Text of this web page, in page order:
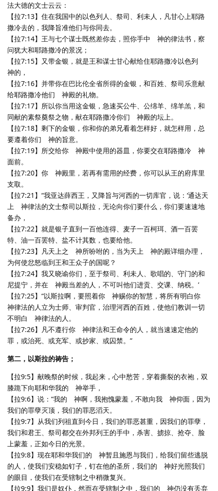
法大德的文士云云：
【拉7:13】住在我国中的以色列人、祭司、利未人，凡甘心上耶路
撒冷去的，我降旨准他们与你同去。
【拉7:14】王与七个谋士既然差你去，照你手中 神的律法书，察
问犹大和耶路撒冷的景况；
【拉7:15】又带金银，就是王和谋士甘心献给住耶路撒冷以色列
神的，
【拉7:16】并带你在巴比伦全省所得的金银，和百姓、祭司乐意献
给耶路撒冷他们 神殿的礼物。
【拉7:17】所以你当用这金银，急速买公牛、公绵羊、绵羊羔，和
同献的素祭奠祭之物，献在耶路撒冷你们 神殿的坛上。
【拉7:18】剩下的金银，你和你的弟兄看着怎样好，就怎样用，总
要遵着你们 神的旨意。
【拉7:19】所交给你 神殿中使用的器皿，你要交在耶路撒冷 神
面前。
【拉7:20】你 神殿里，若再有需用的经费，你可以从王的府库里
支取。
【拉7:21】“我亚达薛西王，又降旨与河西的一切库官，说：‘通达天
上 神律法的文士祭司以斯拉，无论向你们要什么，你们要速速地
备办，
【拉7:22】就是银子直到一百他连得、麦子一百柯珥、酒一百罢
特、油一百罢特、盐不计其数，也要给他。
【拉7:23】凡天上之 神所吩咐的，当为天上 神的殿详细办理，
为何使忿怒临到王和王众子的国呢？
【拉7:24】我又晓谕你们，至于祭司、利未人、歌唱的、守门的和
尼提宁，并在 神殿当差的人，不可叫他们进贡、交课、纳税。’
【拉7:25】“以斯拉啊，要照着你 神赐你的智慧，将所有明白你
神律法的人立为士师、审判官，治理河西的百姓，使他们教训一切
不明白 神律法的人。
【拉7:26】凡不遵行你 神律法和王命令的人，就当速速定他的
罪，或治死、或充军、或抄家、或囚禁。”
第二，以斯拉的祷告；
【拉9:5】献晚祭的时候，我起来，心中愁苦，穿着撕裂的衣袍，双
膝跪下向耶和华我的 神举手，
【拉9:6】说：“我的 神啊，我抱愧蒙羞，不敢向我 神仰面，因为
我们的罪孽灭顶，我们的罪恶滔天。
【拉9:7】从我们列祖直到今日，我们的罪恶甚重，因我们的罪孽，
我们和君王、祭司都交在外邦列王的手中，杀害、掳掠、抢夺、脸
上蒙羞，正如今日的光景。
【拉9:8】现在耶和华我们的 神暂且施恩与我们，给我们留些逃脱
的人，使我们安稳如钉子，钉在他的圣所，我们的 神好光照我们
的眼目，使我们在受辖制之中稍微复兴。
【拉9:9】我们是奴仆，然而在受辖制之中，我们的 神仍没有丢弃